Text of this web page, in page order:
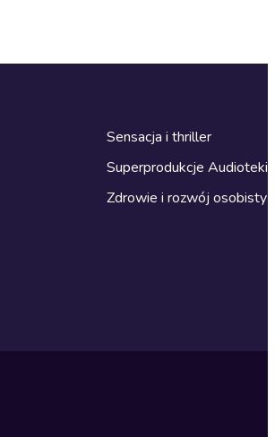
Sensacja i thriller
Superprodukcje Audioteki
Zdrowie i rozwój osobisty